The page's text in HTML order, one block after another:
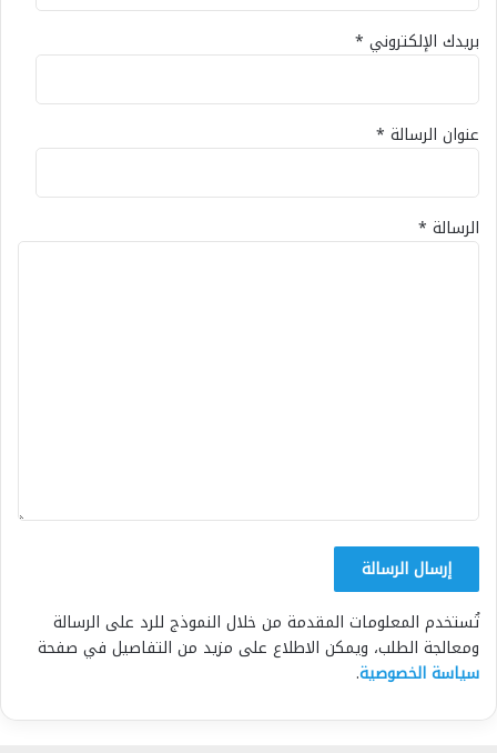
بريدك الإلكتروني *
عنوان الرسالة *
الرسالة *
تُستخدم المعلومات المقدمة من خلال النموذج للرد على الرسالة
ومعالجة الطلب، ويمكن الاطلاع على مزيد من التفاصيل في صفحة
سياسة الخصوصية.